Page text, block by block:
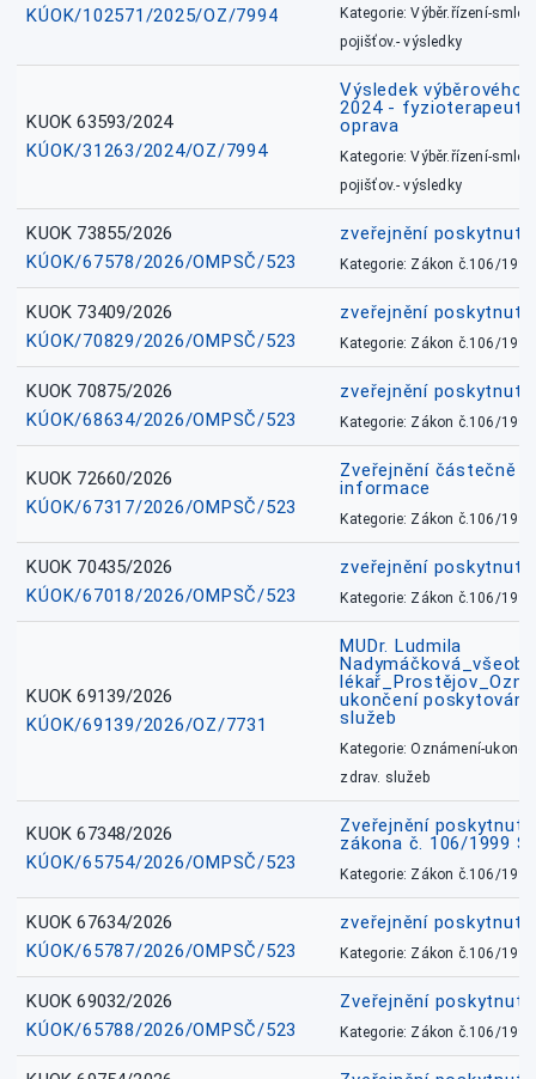
KÚOK/102571/2025/OZ/7994
Kategorie: Výběr.řízení-
pojišťov.- výsledky
KUOK 63593/2024
KÚOK/31263/2024/OZ/7994
Výsledek výběrového
2024 - fyzioterapeut,
oprava
Kategorie: Výběr.řízení-
pojišťov.- výsledky
KUOK 73855/2026
KÚOK/67578/2026/OMPSČ/523
zveřejnění
Kategorie: Zákon č.106/1999
KUOK 73409/2026
KÚOK/70829/2026/OMPSČ/523
zveřejnění
Kategorie: Zákon č.106/1999
KUOK 70875/2026
KÚOK/68634/2026/OMPSČ/523
zveřejnění
Kategorie: Zákon č.106/1999
KUOK 72660/2026
KÚOK/67317/2026/OMPSČ/523
Zveřejnění částečně
informace
Kategorie: Zákon č.106/1999
KUOK 70435/2026
KÚOK/67018/2026/OMPSČ/523
zveřejnění
Kategorie: Zákon č.106/1999
KUOK 69139/2026
KÚOK/69139/2026/OZ/7731
MUDr. Ludmila
ukončení
služeb
Kategorie: Oznámení-
zdrav. služeb
KUOK 67348/2026
KÚOK/65754/2026/OMPSČ/523
Zveřejnění
zákona č. 106/1999
Kategorie: Zákon č.106/1999
KUOK 67634/2026
KÚOK/65787/2026/OMPSČ/523
zveřejnění
Kategorie: Zákon č.106/1999
KUOK 69032/2026
KÚOK/65788/2026/OMPSČ/523
Zveřejnění
Kategorie: Zákon č.106/1999